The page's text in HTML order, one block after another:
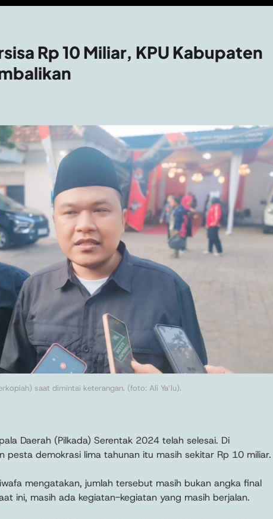
Rp 10 Miliar, KPU Kabupaten
saat dimintai keterangan. (foto: Ali Ya’lu).
Daerah (Pilkada) Serentak 2024 telah selesai. Di
pesta demokrasi lima tahunan itu masih sekitar Rp 10 miliar.
mengatakan, jumlah tersebut masih bukan angka final
ini, masih ada kegiatan-kegiatan yang masih berjalan.